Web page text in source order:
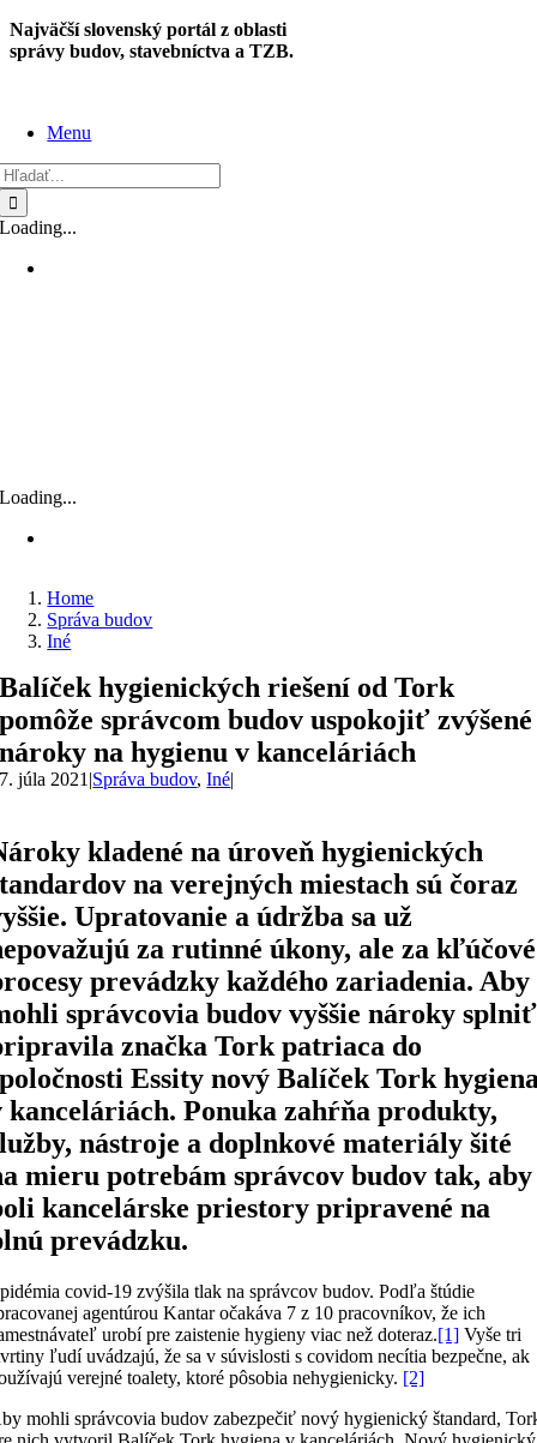
Skip
to
Najväčší slovenský portál z oblasti
správy budov, stavebníctva a TZB.
Menu
Loading...
Loading...
Home
Správa budov
Iné
Balíček hygienických riešení od Tork
pomôže správcom budov uspokojiť zvýšené
nároky na hygienu v kanceláriách
7. júla 2021 |Správa budov,Iné|
kladené na úroveň hygienických
na verejných miestach sú čoraz
Upratovanie a údržba sa už
za rutinné úkony, ale za kľúčové
prevádzky každého zariadenia. Aby
správcovia budov vyššie nároky
značka Tork patriaca do
Essity nový Balíček Tork
kanceláriách. Ponuka zahŕňa produkty,
nástroje a doplnkové materiály šité
mieru potrebám správcov budov tak, aby
kancelárske priestory pripravené na
prevádzku.
covid-19 zvýšila tlak na správcov budov. Podľa štúdie
agentúrou Kantar očakáva 7 z 10 pracovníkov, že ich
urobí pre zaistenie hygieny viac než doteraz.[1] Vyše tri
ľudí uvádzajú, že sa v súvislosti s covidom necítia bezpečne, ak
verejné toalety, ktoré pôsobia nehygienicky. [2]
mohli správcovia budov zabezpečiť nový hygienický štandard,